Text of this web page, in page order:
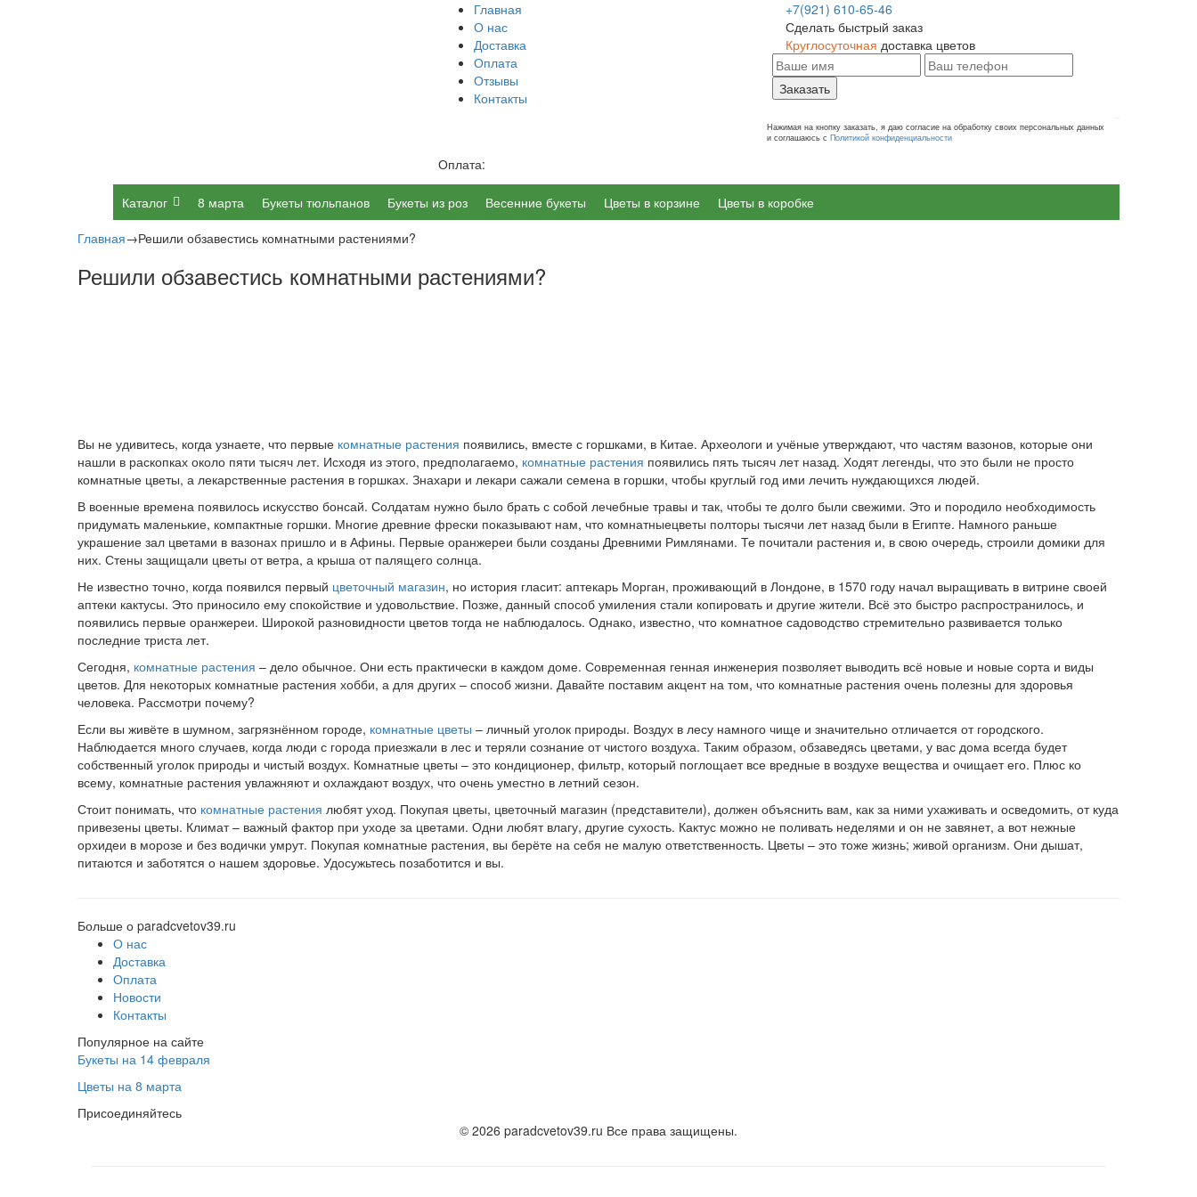
Главная
О нас
Доставка
Оплата
Отзывы
Контакты
Оплата:
+7(921) 610-65-46
Сделать быстрый заказ
Круглосуточная доставка цветов
Заказать
Нажимая на кнопку заказать, я даю согласие на обработку своих персональных данных
и соглашаюсь с Политикой конфиденциальности
Каталог 8 марта Букеты тюльпанов Букеты из роз Весенние букеты Цветы в корзине
Цветы в коробке
Главная→Решили обзавестись комнатными растениями?
Решили обзавестись комнатными растениями?
Вы не удивитесь, когда узнаете, что первые комнатные растения появились, вместе с горшками, в Китае. Археологи и учёные утверждают, что частям вазонов, которые они
нашли в раскопках около пяти тысяч лет. Исходя из этого, предполагаемо, комнатные растения появились пять тысяч лет назад. Ходят легенды, что это были не просто
комнатные цветы, а лекарственные растения в горшках. Знахари и лекари сажали семена в горшки, чтобы круглый год ими лечить нуждающихся людей.
В военные времена появилось искусство бонсай. Солдатам нужно было брать с собой лечебные травы и так, чтобы те долго были свежими. Это и породило необходимость
придумать маленькие, компактные горшки. Многие древние фрески показывают нам, что комнатныецветы полторы тысячи лет назад были в Египте. Намного раньше
украшение зал цветами в вазонах пришло и в Афины. Первые оранжереи были созданы Древними Римлянами. Те почитали растения и, в свою очередь, строили домики для
них. Стены защищали цветы от ветра, а крыша от палящего солнца.
Не известно точно, когда появился первый цветочный магазин, но история гласит: аптекарь Морган, проживающий в Лондоне, в 1570 году начал выращивать в витрине своей
аптеки кактусы. Это приносило ему спокойствие и удовольствие. Позже, данный способ умиления стали копировать и другие жители. Всё это быстро распространилось, и
появились первые оранжереи. Широкой разновидности цветов тогда не наблюдалось. Однако, известно, что комнатное садоводство стремительно развивается только
последние триста лет.
Сегодня, комнатные растения – дело обычное. Они есть практически в каждом доме. Современная генная инженерия позволяет выводить всё новые и новые сорта и виды
цветов. Для некоторых комнатные растения хобби, а для других – способ жизни. Давайте поставим акцент на том, что комнатные растения очень полезны для здоровья
человека. Рассмотри почему?
Если вы живёте в шумном, загрязнённом городе, комнатные цветы – личный уголок природы. Воздух в лесу намного чище и значительно отличается от городского.
Наблюдается много случаев, когда люди с города приезжали в лес и теряли сознание от чистого воздуха. Таким образом, обзаведясь цветами, у вас дома всегда будет
собственный уголок природы и чистый воздух. Комнатные цветы – это кондиционер, фильтр, который поглощает все вредные в воздухе вещества и очищает его. Плюс ко
всему, комнатные растения увлажняют и охлаждают воздух, что очень уместно в летний сезон.
Стоит понимать, что комнатные растения любят уход. Покупая цветы, цветочный магазин (представители), должен объяснить вам, как за ними ухаживать и осведомить, от куда
привезены цветы. Климат – важный фактор при уходе за цветами. Одни любят влагу, другие сухость. Кактус можно не поливать неделями и он не завянет, а вот нежные
орхидеи в морозе и без водички умрут. Покупая комнатные растения, вы берёте на себя не малую ответственность. Цветы – это тоже жизнь; живой организм. Они дышат,
питаются и заботятся о нашем здоровье. Удосужьтесь позаботится и вы.
Больше о paradcvetov39.ru
О нас
Доставка
Оплата
Новости
Контакты
Популярное на сайте
Букеты на 14 февраля
Цветы на 8 марта
Присоединяйтесь
© 2026 paradcvetov39.ru Все права защищены.